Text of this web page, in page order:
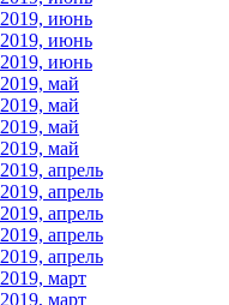
июнь
июнь
июнь
май
май
май
май
апрель
апрель
апрель
апрель
апрель
март
март